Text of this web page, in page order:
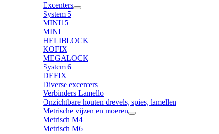
Excenters
System 5
MINI15
MINI
HELIBLOCK
KOFIX
MEGALOCK
System 6
DEFIX
Diverse excenters
Verbinders Lamello
Onzichtbare houten drevels, spies, lamellen
Metrische vijzen en moeren
Metrisch M4
Metrisch M6